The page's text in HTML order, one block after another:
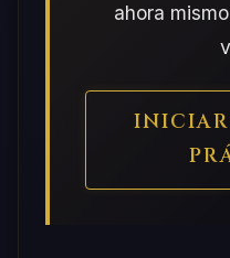
ahora